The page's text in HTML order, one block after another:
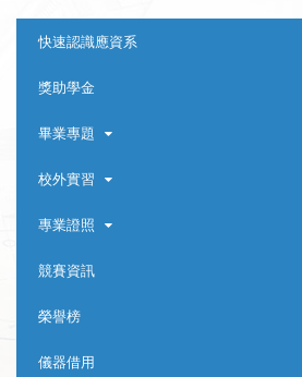
快速認識應資系
獎助學金
畢業專題
校外實習
專業證照
競賽資訊
榮譽榜
儀器借用